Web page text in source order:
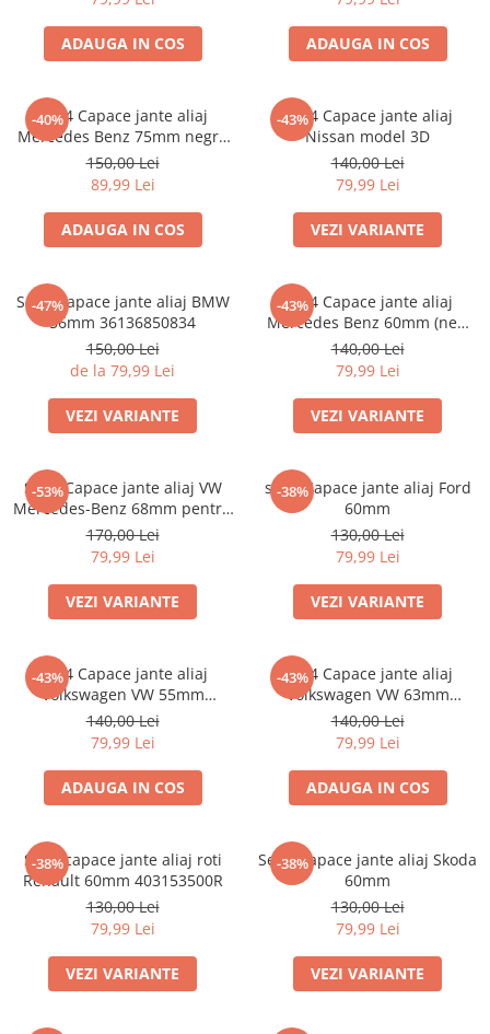
ADAUGA IN COS ADAUGA IN COS
-40%
set 4 Capace jante aliaj
Mercedes Benz 75mm negru
lucios complet (inel prindere)
150,00 Lei
89,99 Lei
ADAUGA IN COS
-43%
set 4 Capace jante aliaj
Nissan model 3D
140,00 Lei
79,99 Lei
VEZI VARIANTE
-47%
Set 4 Capace jante aliaj BMW
56mm 36136850834
150,00 Lei
de la 79,99 Lei
VEZI VARIANTE
-43%
Set 4 Capace jante aliaj
Mercedes Benz 60mm (new
black) / (silver)
140,00 Lei
79,99 Lei
VEZI VARIANTE
-53%
Set 4 Capace jante aliaj VW
Mercedes-Benz 68mm pentru
jante originale BMW
170,00 Lei
79,99 Lei
VEZI VARIANTE
-38%
set 4 Capace jante aliaj Ford
60mm
130,00 Lei
79,99 Lei
VEZI VARIANTE
-43%
Set 4 Capace jante aliaj
Volkswagen VW 55mm
6N0601171
140,00 Lei
79,99 Lei
ADAUGA IN COS
-43%
Set 4 Capace jante aliaj
Volkswagen VW 63mm
7M7601165 7D0601165
140,00 Lei
79,99 Lei
ADAUGA IN COS
-38%
Set 4 capace jante aliaj roti
Renault 60mm 403153500R
130,00 Lei
79,99 Lei
VEZI VARIANTE
-38%
Set 4 Capace jante aliaj Skoda
60mm
130,00 Lei
79,99 Lei
VEZI VARIANTE